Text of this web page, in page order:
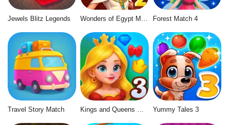
Jewels Blitz Legends Forest Match 4
Travel Story Match Yummy Tales 3